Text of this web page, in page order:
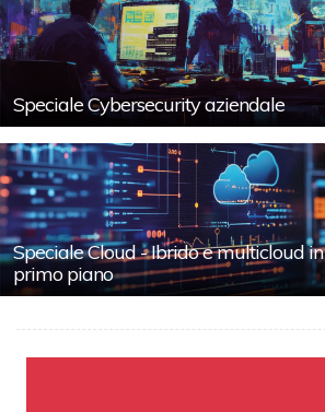
Speciale Cybersecurity aziendale
Speciale Cloud - Ibrido e multicloud in
primo piano